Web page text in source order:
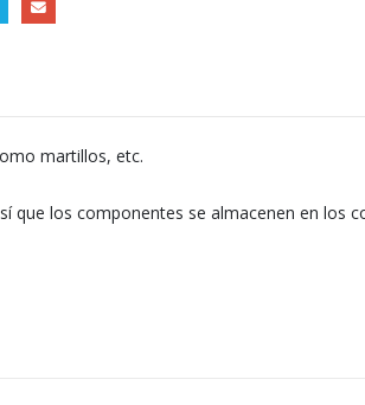
martillos, etc.
que los componentes se almacenen en los